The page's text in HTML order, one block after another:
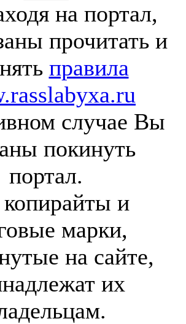
на портал,
прочитать и
правила
случае Вы
покинуть
портал.
и
марки,
на сайте,
их